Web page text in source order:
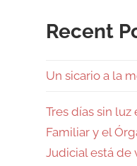
Recent
Un sicario a la
Tres días sin
Familiar y el
Judicial está de